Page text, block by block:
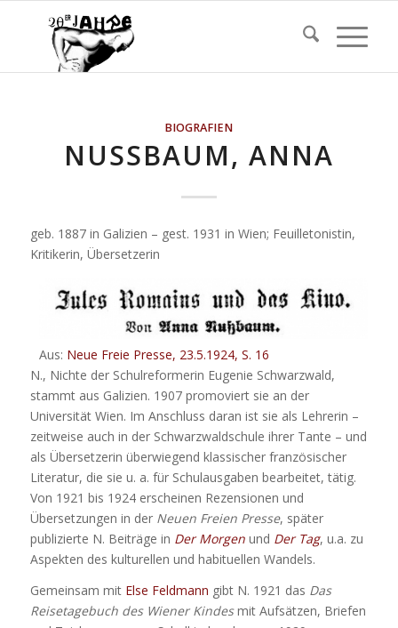
BIOGRAFIEN
NUSSBAUM, ANNA
geb. 1887 in Galizien – gest. 1931 in Wien; Feuilletonistin,
Kritikerin, Übersetzerin
Aus: Neue Freie Presse, 23.5.1924, S. 16
N., Nichte der Schulreformerin Eugenie Schwarzwald,
stammt aus Galizien. 1907 promoviert sie an der
Universität Wien. Im Anschluss daran ist sie als Lehrerin –
zeitweise auch in der Schwarzwaldschule ihrer Tante – und
als Übersetzerin überwiegend klassischer französischer
Literatur, die sie u. a. für Schulausgaben bearbeitet, tätig.
Von 1921 bis 1924 erscheinen Rezensionen und
Übersetzungen in der Neuen Freien Presse, später
publizierte N. Beiträge in Der Morgen und Der Tag, u.a. zu
Aspekten des kulturellen und habituellen Wandels.
Gemeinsam mit Else Feldmann gibt N. 1921 das Das
Reisetagebuch des Wiener Kindesmit Aufsätzen, Briefen